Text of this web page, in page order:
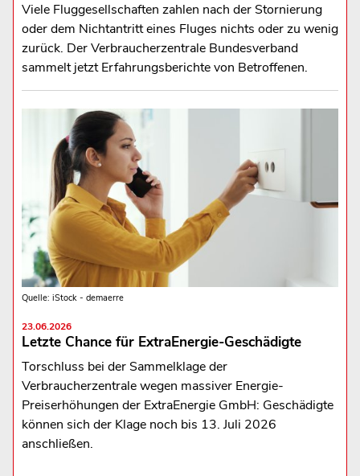
Viele Fluggesellschaften zahlen nach der Stornierung
oder dem Nichtantritt eines Fluges nichts oder zu wenig
zurück. Der Verbraucherzentrale Bundesverband
sammelt jetzt Erfahrungsberichte von Betroffenen.
Quelle: iStock - demaerre
23.06.2026
Letzte Chance für ExtraEnergie-Geschädigte
Torschluss bei der Sammelklage der
Verbraucherzentrale wegen massiver Energie-
Preiserhöhungen der ExtraEnergie GmbH: Geschädigte
können sich der Klage noch bis 13. Juli 2026
anschließen.